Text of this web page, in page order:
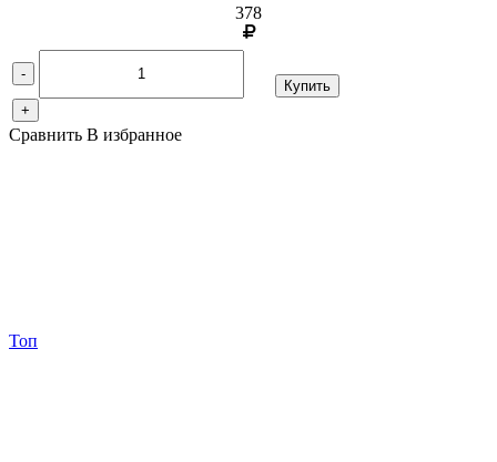
378
-
+
Купить
Сравнить В избранное
Топ